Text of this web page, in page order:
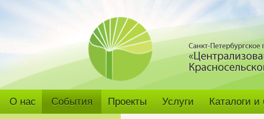
О нас События Проекты Услуги Каталоги